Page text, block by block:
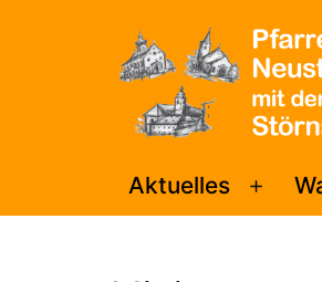
Pfarrei
Sankt
Aktuelles
Menü